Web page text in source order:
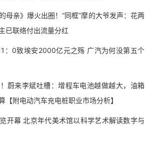
亲》爆火出圈！“同框”摩的大爷发声：花两
已联络付出流量分红
0致埃安2000亿元之殇 广汽为何没第五个
来李斌吐槽：增程车电池越做越大，油箱
【附电动汽车充电桩职业市场分析】
幕 北京年代美术馆以科学艺术解读数字与